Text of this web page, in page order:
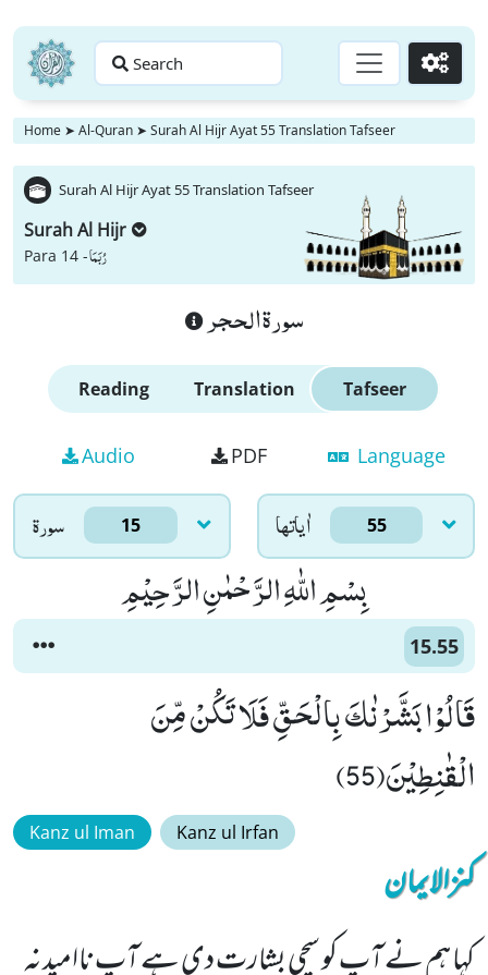
Search Go
Home ➤ Al-Quran ➤ Surah Al Hijr Ayat 55 Translation Tafseer
Surah Al Hijr Ayat 55 Translation Tafseer
Surah Al Hijr
Para 14 -رُبَمَا
سورة الحجر
Reading Translation Tafseer
Audio PDF Language
سورۃ 15 اٰياتها 55
بِسْمِ اللّٰهِ الرَّحْمٰنِ الرَّحِیْمِ
15.55
قَالُوْا بَشَّرْنٰكَ بِالْحَقِّ فَلَا تَكُنْ مِّنَ
الْقٰنِطِیْنَ(55)
Kanz ul Iman Kanz ul Irfan
کنزالایمان
کہا ہم نے آپ کو سچی بشارت دی ہے آپ ناامید نہ